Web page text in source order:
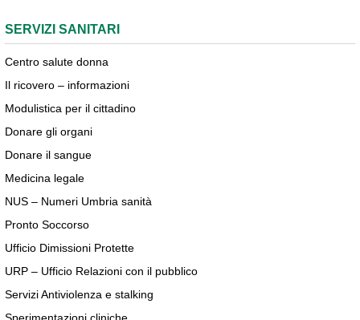
SERVIZI SANITARI
Centro salute donna
Il ricovero – informazioni
Modulistica per il cittadino
Donare gli organi
Donare il sangue
Medicina legale
NUS – Numeri Umbria sanità
Pronto Soccorso
Ufficio Dimissioni Protette
URP – Ufficio Relazioni con il pubblico
Servizi Antiviolenza e stalking